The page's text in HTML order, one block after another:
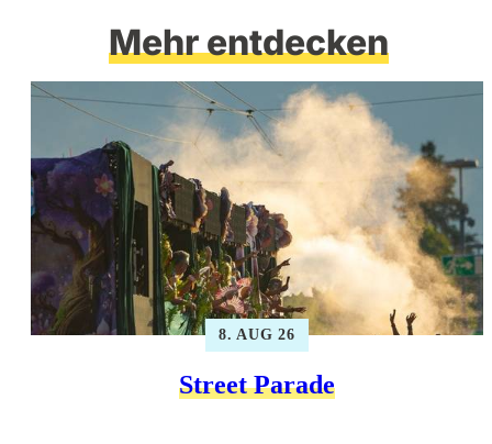
Mehr entdecken
8. AUG 26
Street Parade